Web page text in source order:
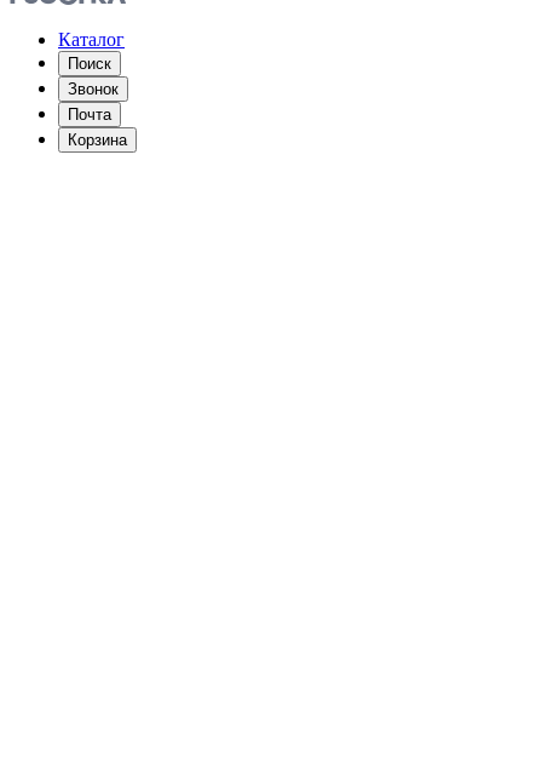
Каталог
Поиск
Звонок
Почта
Корзина